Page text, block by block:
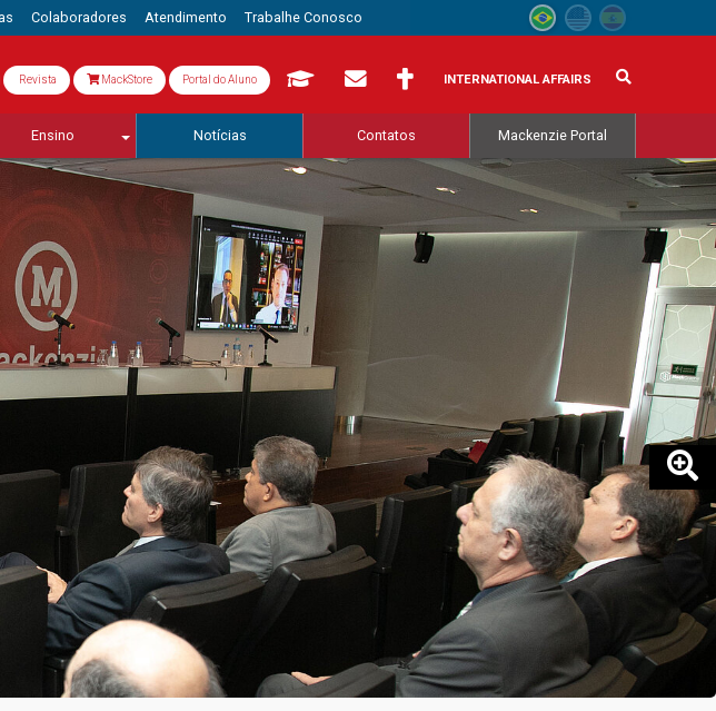
Colaboradores Atendimento Trabalhe Conosco
Revista MackStore Portal do Aluno INTERNATIONAL AFFAIRS
Ensino Notícias Contatos Mackenzie Portal